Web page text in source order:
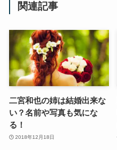
関連記事
二宮和也の姉は結婚出来な
い？名前や写真も気にな
る！
2018年12月18日